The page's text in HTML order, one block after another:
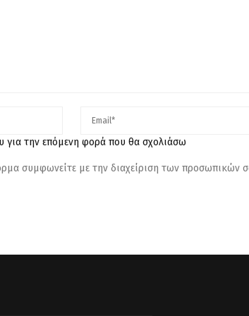
για την επόμενη φορά που θα σχολιάσω
συμφωνείτε με την διαχείριση των προσωπικών